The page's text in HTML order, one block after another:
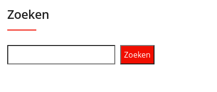
Zoeken
Zoeken